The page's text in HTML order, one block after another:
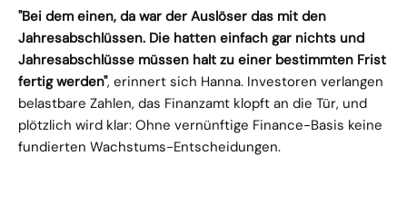
"Bei dem einen, da war der Auslöser das mit den
Jahresabschlüssen. Die hatten einfach gar nichts und
Jahresabschlüsse müssen halt zu einer bestimmten Frist
fertig werden", erinnert sich Hanna. Investoren verlangen
belastbare Zahlen, das Finanzamt klopft an die Tür, und
plötzlich wird klar: Ohne vernünftige Finance-Basis keine
fundierten Wachstums-Entscheidungen.